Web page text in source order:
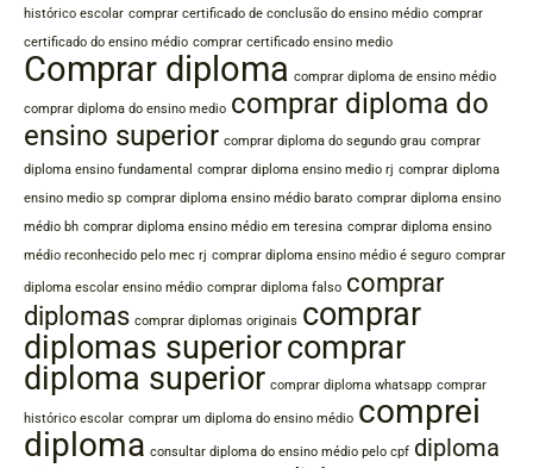
histórico escolar comprar certificado de conclusão do ensino médio comprar
certificado do ensino médio comprar certificado ensino medio
Comprar diploma comprar diploma de ensino médio
comprar diploma do ensino medio comprar diploma do
ensino superior comprar diploma do segundo grau comprar
diploma ensino fundamental comprar diploma ensino medio rj comprar diploma
ensino medio sp comprar diploma ensino médio barato comprar diploma ensino
médio bh comprar diploma ensino médio em teresina comprar diploma ensino
médio reconhecido pelo mec rj comprar diploma ensino médio é seguro comprar
diploma escolar ensino médio comprar diploma falso comprar
diplomas comprar diplomas originais comprar
diplomas superiorcomprar
diploma superior comprar diploma whatsapp comprar
histórico escolar comprar um diploma do ensino médio comprei
diploma consultar diploma do ensino médio pelo cpf diploma